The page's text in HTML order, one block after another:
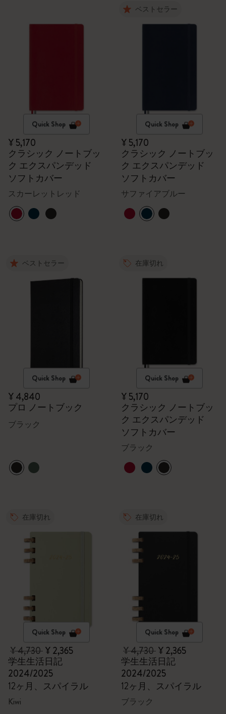
Quick Shop
¥ 5,170
クラシック ノートブッ
ク エクスパンデッド
ソフトカバー
スカーレットレッド
ベストセラー
Quick Shop
¥ 5,170
クラシック ノートブッ
ク エクスパンデッド
ソフトカバー
サファイアブルー
ベストセラー
Quick Shop
¥ 4,840
プロ ノートブック
ブラック
在庫切れ
Quick Shop
¥ 5,170
クラシック ノートブッ
ク エクスパンデッド
ソフトカバー
ブラック
在庫切れ
Quick Shop
¥ 4,730¥ 2,365
学生生活日記
2024/2025
12ヶ月、スパイラル
Kiwi
在庫切れ
Quick Shop
¥ 4,730¥ 2,365
学生生活日記
2024/2025
12ヶ月、スパイラル
ブラック